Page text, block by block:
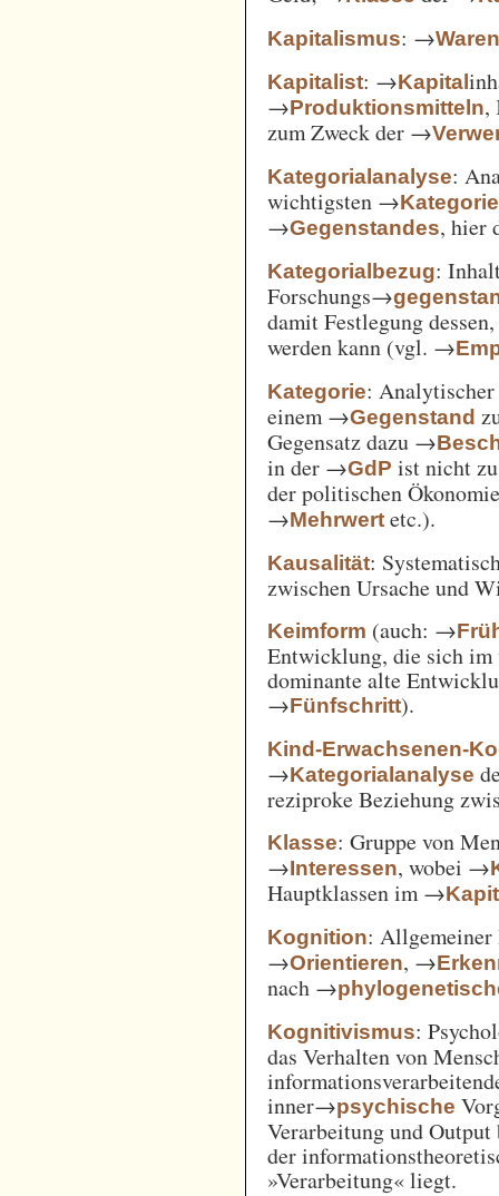
Kapitalismus: →
Kapitalist: →Kapital
→Produktionsmitteln,
zum Zweck der →
Kategorialanalyse:
wichtigsten →
→Gegenstandes, hier
Kategorialbezug:
Forschungs→
damit Festlegung
werden kann (vgl. →
Kategorie:
einem →Gegenstand
Gegensatz dazu →
in der →GdP ist nicht
der politischen
→Mehrwert etc.).
Kausalität:
zwischen Ursache und
Keimform (auch: →
Entwicklung, die sich im
dominante alte
→Fünfschritt).
Kind-Erwachsenen-
→Kategorialanalyse
reziproke Beziehung
Klasse: Gruppe von
→Interessen, wobei →
Hauptklassen im →
Kognition: Allgemeiner
→Orientieren, →
nach →
Kognitivismus:
das Verhalten von
inner→psychische
Verarbeitung und
der
»Verarbeitung« liegt.